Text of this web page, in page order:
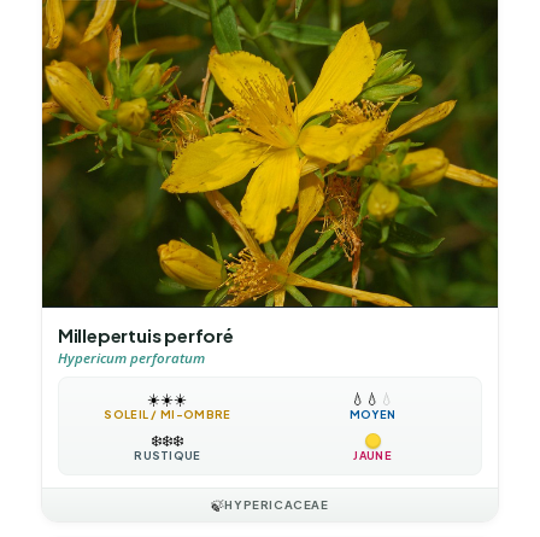
Millepertuis perforé
Hypericum perforatum
☀️☀️☀️
SOLEIL / MI-OMBRE
💧 💧 💧
MOYEN
❄️❄️❄️
RUSTIQUE JAUNE
🍃HYPERICACEAE